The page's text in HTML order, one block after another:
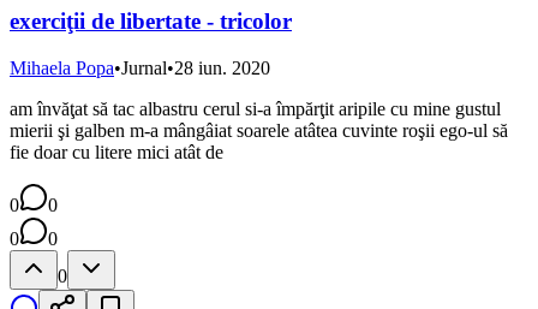
exerciţii de libertate - tricolor
Mihaela Popa•Jurnal•28 iun. 2020
am învăţat să tac albastru cerul si-a împărţit aripile cu mine gustul
mierii şi galben m-a mângâiat soarele atâtea cuvinte roşii ego-ul să
fie doar cu litere mici atât de
0
0
0
0
0